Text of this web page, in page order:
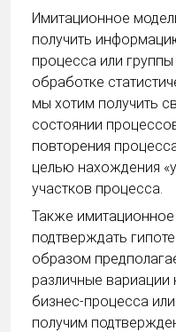
Имитационное
получить
процесса или
обработке
мы хотим получить
состоянии
повторения
целью нахождения
участков процесса.
Также
подтверждать
образом
различные
бизнес-процесса
получим